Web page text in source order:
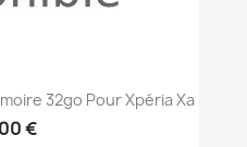
32go Pour Xpéria Xa
€